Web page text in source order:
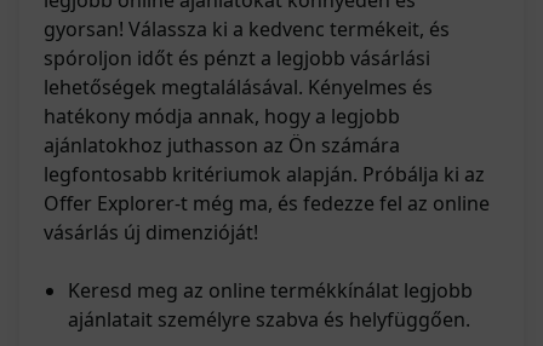
gyorsan! Válassza ki a kedvenc termékeit, és
spóroljon időt és pénzt a legjobb vásárlási
lehetőségek megtalálásával. Kényelmes és
hatékony módja annak, hogy a legjobb
ajánlatokhoz juthasson az Ön számára
legfontosabb kritériumok alapján. Próbálja ki az
Offer Explorer-t még ma, és fedezze fel az online
vásárlás új dimenzióját!
Keresd meg az online termékkínálat legjobb
ajánlatait személyre szabva és helyfüggően.